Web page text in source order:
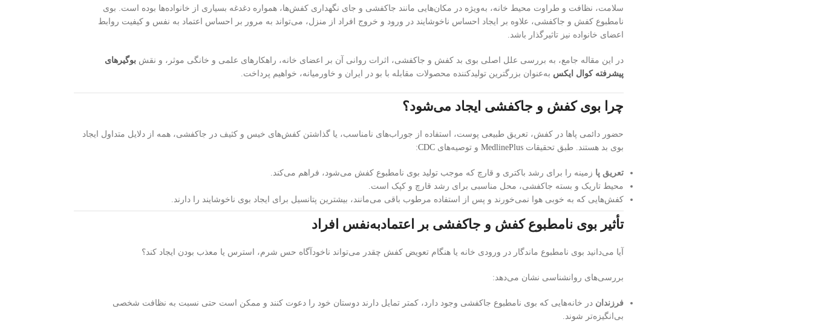
سلامت، نظافت و طراوت محیط خانه، به‌ویژه در مکان‌هایی مانند جاکفشی و جای نگهداری کفش‌ها، همواره دغدغه بسیاری از خانواده‌ها بوده است. بوی
نامطبوع کفش و جاکفشی، علاوه بر ایجاد احساس ناخوشایند در ورود و خروج افراد از منزل، می‌تواند به مرور بر احساس اعتماد به نفس و کیفیت روابط
اعضای خانواده نیز تاثیرگذار باشد.
در این مقاله جامع، به بررسی علل اصلی بوی بد کفش و جاکفشی، اثرات روانی آن بر اعضای خانه، راهکارهای علمی و خانگی موثر، و نقش بوگیرهای
پیشرفته کوال ایکس به‌عنوان بزرگترین تولیدکننده محصولات مقابله با بو در ایران و خاورمیانه، خواهیم پرداخت.
چرا بوی کفش و جاکفشی ایجاد می‌شود؟
حضور دائمی پاها در کفش، تعریق طبیعی پوست، استفاده از جوراب‌های نامناسب، یا گذاشتن کفش‌های خیس و کثیف در جاکفشی، همه از دلایل متداول ایجاد
بوی بد هستند. طبق تحقیقات MedlinePlusو توصیه‌های CDC
:
تعریق پا زمینه را برای رشد باکتری و قارچ که موجب تولید بوی نامطبوع کفش می‌شود، فراهم می‌کند.
محیط تاریک و بسته جاکفشی، محل مناسبی برای رشد قارچ و کپک است.
کفش‌هایی که به خوبی هوا نمی‌خورند و پس از استفاده مرطوب باقی می‌مانند، بیشترین پتانسیل برای ایجاد بوی ناخوشایند را دارند.
تأثیر بوی نامطبوع کفش و جاکفشی بر اعتمادبه‌نفس افراد
آیا می‌دانید بوی نامطبوع ماندگار در ورودی خانه یا هنگام تعویض کفش چقدر می‌تواند ناخودآگاه حس شرم، استرس یا معذب بودن ایجاد کند؟
بررسی‌های روانشناسی نشان می‌دهد:
فرزندان در خانه‌هایی که بوی نامطبوع جاکفشی وجود دارد، کمتر تمایل دارند دوستان خود را دعوت کنند و ممکن است حتی نسبت به نظافت شخصی
بی‌انگیزه‌تر شوند.